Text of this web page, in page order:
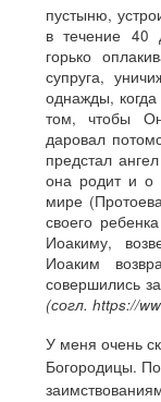
пустыню,
в течение 40
горько
супруга,
однажды,
том, чтобы
даровал
предстал
она родит и о
мире
своего
Иоакиму,
Иоаким
совершились
(согл. https://
У меня очень
Богородицы.